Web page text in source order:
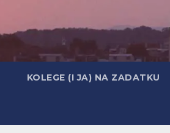
KOLEGE (I JA) NA ZADATKU